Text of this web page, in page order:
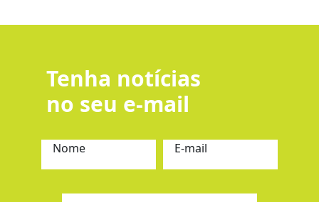
Tenha notícias
no seu e-mail
Nome E-mail